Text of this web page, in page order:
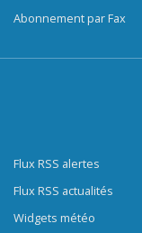
Abonnement par Fax
Flux RSS alertes
Flux RSS actualités
Widgets météo